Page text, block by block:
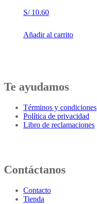
S/10.60
Añadir al carrito
Te ayudamos
Términos y condiciones
Política de privacidad
Libro de reclamaciones
Contáctanos
Contacto
Tienda